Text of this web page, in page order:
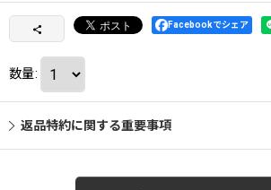
Facebookでシェア
数量:
返品特約に関する重要事項